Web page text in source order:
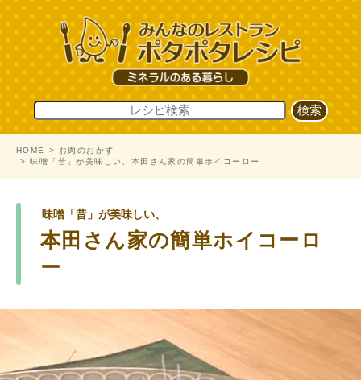
HOME
お肉のおかず
味噌「昔」が美味しい、本田さん家の簡単ホイコーロー
味噌「昔」が美味しい、
本田さん家の簡単ホイコーロ
ー